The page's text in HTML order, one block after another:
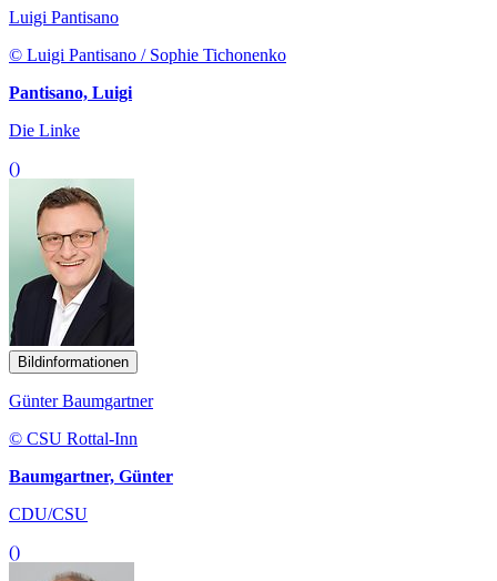
Luigi Pantisano
© Luigi Pantisano / Sophie Tichonenko
Pantisano, Luigi
Die Linke
()
Bildinformationen
Günter Baumgartner
© CSU Rottal-Inn
Baumgartner, Günter
CDU/CSU
()